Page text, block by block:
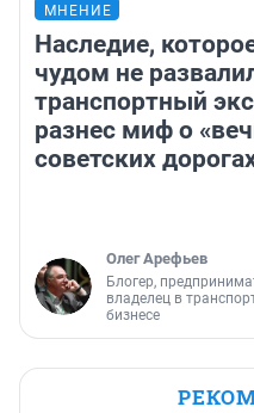
МНЕНИЕ
Наследие,
чудом не
транспортный
разнес миф о
советских
Олег Арефьев
Блогер,
владелец в
бизнесе